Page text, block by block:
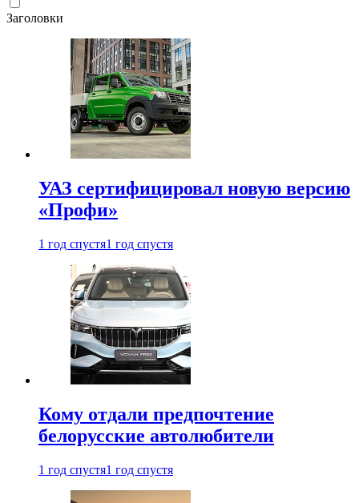
Заголовки
УАЗ сертифицировал новую версию
«Профи»
1 год спустя1 год спустя
Кому отдали предпочтение
белорусские автолюбители
1 год спустя1 год спустя